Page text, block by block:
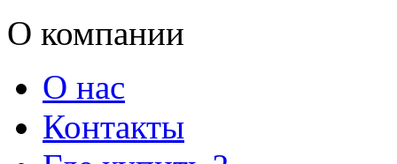
О компании
О нас
Контакты